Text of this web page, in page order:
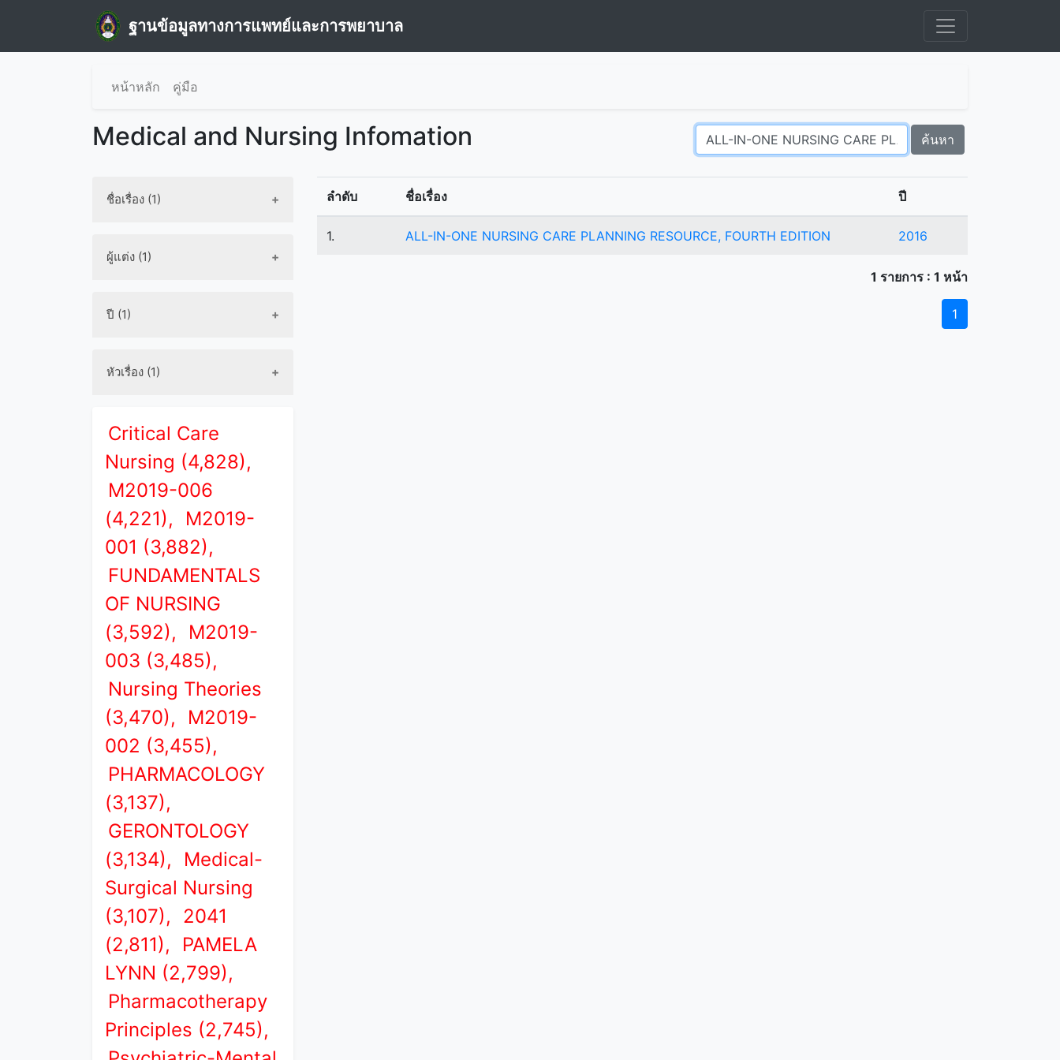
ฐานข้อมูลทางการแพทย์และการพยาบาล
หน้าหลัก คู่มือ
Medical and Nursing Infomation ค้นหา
ชื่อเรื่อง (1)
ผู้แต่ง (1)
ปี (1)
หัวเรื่อง (1)
Critical Care
Nursing (4,828),
M2019-006
(4,221),
M2019-
001 (3,882),
FUNDAMENTALS
OF NURSING
(3,592),
M2019-
003 (3,485),
Nursing Theories
(3,470),
M2019-
002 (3,455),
PHARMACOLOGY
(3,137),
GERONTOLOGY
(3,134),
Medical-
Surgical Nursing
(3,107),
2041
(2,811),
PAMELA
LYNN (2,799),
Pharmacotherapy
Principles (2,745),
ลำดับ ชื่อเรื่อง ปี
1. ALL-IN-ONE NURSING CARE PLANNING RESOURCE, FOURTH EDITION 2016
1 รายการ : 1 หน้า
1